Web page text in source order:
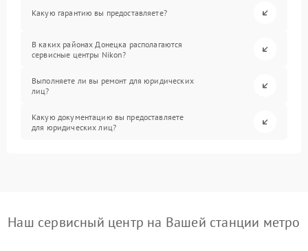
Какую гарантию вы предоставляете?
В каких районах Донецка располагаются
сервисные центры Nikon?
Выполняете ли вы ремонт для юридических
лиц?
Какую документацию вы предоставляете
для юридических лиц?
Наш сервисный центр на Вашей станции метро